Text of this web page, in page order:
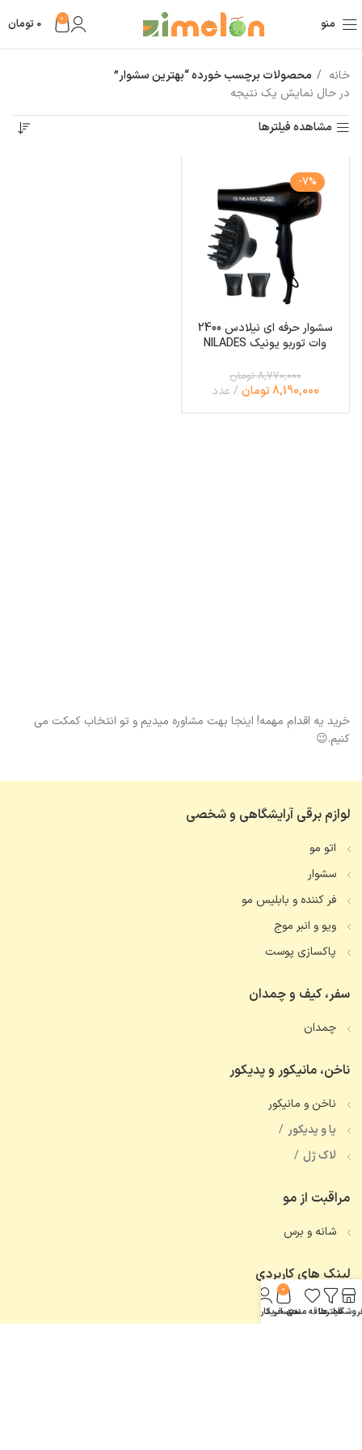
منو 0
0 تومان
خانه
محصولات برچسب خورده “بهترین سشوار”
در حال نمایش یک نتیجه
مشاهده فیلترها
-7%
سشوار حرفه ای نیلادس 2400
وات توربو یونیک NILADES
8,770,000 تومان
8,190,000 تومان عدد
خرید یه اقدام مهمه! اینجا بهت مشاوره میدیم و تو انتخاب کمکت می
کنیم.😉
لوازم برقی آرایشگاهی و شخصی
اتو مو
سشوار
فر کننده و بابلیس مو
ویو و انبر موج
پاکسازی پوست
سفر، کیف و چمدان
چمدان
ناخن، مانیکور و پدیکور
ناخن و مانیکور
پا و پدیکور
لاک ژل
مراقبت از مو
شانه و برس
لینک های کاربردی
تماس با ما
فیلترهاعلاقه مندی
0
سبد خرید
حساب کاربری من